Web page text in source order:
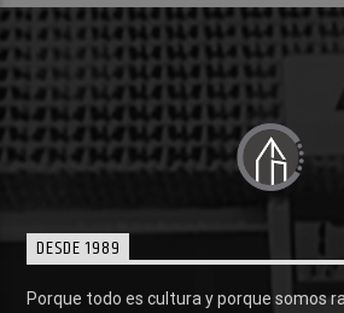
DESDE 1989
Porque todo es cultura y porque somos